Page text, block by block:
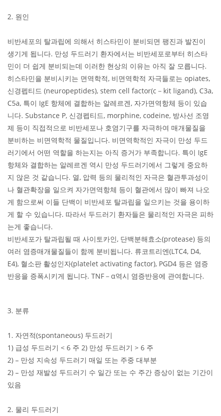
2. 원인
비반세포의 탈과립에 의해서 히스타민이 분비되면 팽진과 발진이
생기게 됩니다. 만성 두드러기 환자에서는 비반세포로부터 히스타
민이 더 쉽게 분비되는데 이러한 현상의 이유는 아직 잘 모릅니다.
히스타민을 분비시키는 면역학적, 비면역학적 자극들로는 opiates,
신경펩티드 (neuropeptides), stem cell factor(c－kit ligand), C3a,
C5a, 특이 IgE 항체에 결합하는 알레르겐, 자가면역항체 등이 있습
니다. Substance P, 신경펩티드, morphine, codeine, 방사선 조영
제 등이 직접적으로 비반세포나 호염기구를 자극하여 매개물질을
분비하는 비면역학적 물질입니다. 비면역학적인 자극이 만성 두드
러기에서 어떤 역할을 하는지는 아직 증거가 부족합니다. 특이 IgE
항체와 결합하는 알레르겐 역시 만성 두드러기에서 그렇게 중요하
지 않은 것 같습니다. 열, 압력 등의 물리적인 자극은 혈관투과성이
나 혈관확장을 일으켜 자가면역항체 등이 혈관에서 많이 빠져 나오
게 함으로써 이들 단백이 비반세포 탈과립을 일으키는 것을 용이하
게 할 수 있습니다. 따라서 두드러기 환자들은 물리적인 자극은 피하
는게 좋습니다.
비반세포가 탈과립될 때 사이토카인, 단백분해효소(protease) 등의
여러 염증매개물질들이 함께 분비됩니다. 류코트리엔(LTC4, D4,
E4), 혈소판 활성인자(platelet activating factor), PGD4 등은 염증
반응을 증폭시키게 됩니다. TNF－α역시 염증반응에 관여합니다.
3. 분류
1. 자연적(spontaneous) 두드러기
1) 급성 두드러기 < 6 주 2) 만성 두드러기 > 6 주
2) – 만성 지속성 두드러기 매일 또는 주중 대부분
2) – 만성 재발성 두드러기 수 일간 또는 수 주간 증상이 없는 기간이
있음
2. 물리 두드러기